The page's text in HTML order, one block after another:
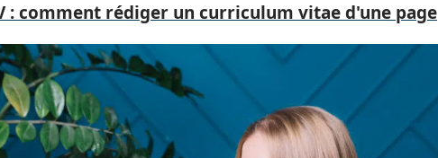
: comment rédiger un curriculum vitae d'une page